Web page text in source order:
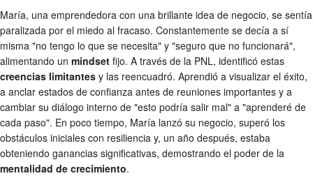
María, una emprendedora con una brillante idea de negocio, se sentía
paralizada por el miedo al fracaso. Constantemente se decía a sí
misma "no tengo lo que se necesita" y "seguro que no funcionará",
alimentando un mindset fijo. A través de la PNL, identificó estas
creencias limitantes y las reencuadró. Aprendió a visualizar el éxito,
a anclar estados de confianza antes de reuniones importantes y a
cambiar su diálogo interno de "esto podría salir mal" a "aprenderé de
cada paso". En poco tiempo, María lanzó su negocio, superó los
obstáculos iniciales con resiliencia y, un año después, estaba
obteniendo ganancias significativas, demostrando el poder de la
mentalidad de crecimiento.